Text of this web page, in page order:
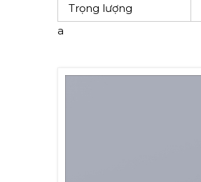
Trọng lượng
a